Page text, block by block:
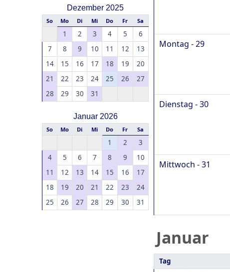
Dezember 2025
So Mo Di Mi Do Fr Sa
1 2 3 4 5
6
7
8 9 10 11 12
13
14
15 16 17 18 19
20
21
22 23 24 25 26
27
28
29 30 31
Januar 2026
So Mo Di Mi Do Fr Sa
1 2
3
4
5 6 7 8 9
10
11
12 13 14 15 16
17
18
19 20 21 22 23
24
25
26 27 28 29 30 31
Montag - 29
Dienstag - 30
Mittwoch - 31
Januar
Tag